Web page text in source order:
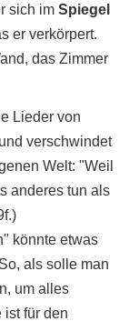
sich im Spiegel
er verkörpert.
das Zimmer
Lieder von
verschwindet
Welt: "Weil
anderes tun als
könnte etwas
als solle man
um alles
ist für den